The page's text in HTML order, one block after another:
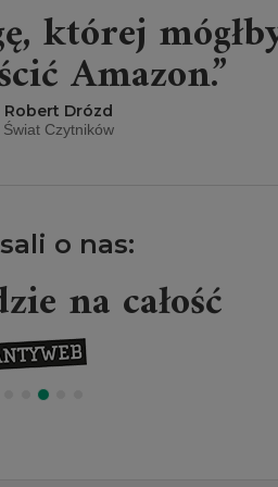
której
Amazon.”
Robert Drózd
Świat Czytników
o nas:
na całość